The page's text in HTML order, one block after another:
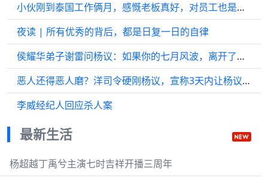
小伙刚到泰国工作俩月，感慨老板真好，对员工也是掏心掏肺 ！
夜读 | 所有优秀的背后，都是日复一日的自律
侯耀华弟子谢雷问杨议：如果你的七月风波，离开了我师父会怎么样
恶人还得恶人磨？洋司令硬刚杨议，宣称3天内让杨议园子关门
李威经纪人回应杀人案
最新生活
杨超越丁禹兮主演七时吉祥开播三周年